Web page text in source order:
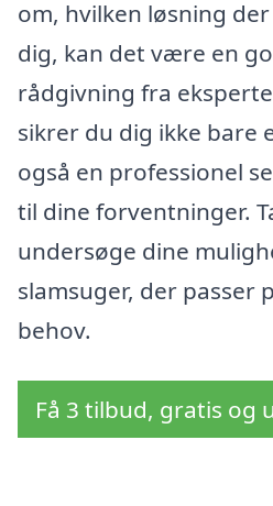
om, hvilken løsning
dig, kan det være en
rådgivning fra
sikrer du dig ikke bare
også en professionel
til dine forventninger.
undersøge dine
slamsuger, der passer
behov.
Få 3 tilbud, gratis og